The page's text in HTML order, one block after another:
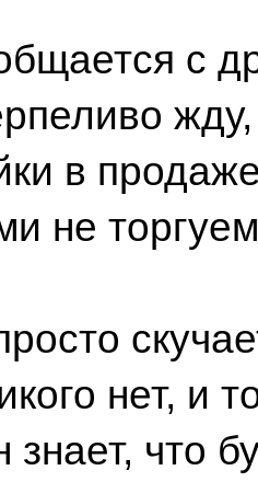
с
жду,
в
не
нет, и
знает, что